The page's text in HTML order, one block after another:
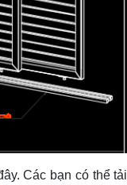
Các bạn có thể tải